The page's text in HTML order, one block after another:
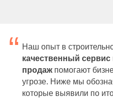
“ Наш опыт в
качественный сервис
продажпомогают
угрозе. Ниже мы
которые выявили по